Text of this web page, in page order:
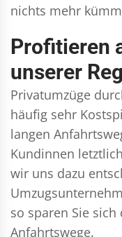
nichts mehr
Profitieren
unserer
Privatumzüge
häufig sehr
langen
Kundinnen
wir uns dazu
so sparen Sie
Anfahrtswege.